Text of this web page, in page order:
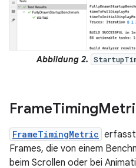
Abbildung 2.
FrameTiming
FrameTimingMetric erfasst
Frames, die von einem
beim Scrollen oder bei